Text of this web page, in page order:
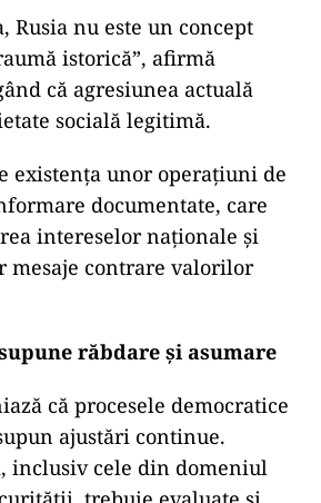
Rusia nu este un concept
istorică”, afirmă
că agresiunea actuală
socială legitimă.
existența unor operațiuni de
documentate, care
intereselor naționale și
mesaje contrare valorilor
răbdare și asumare
că procesele democratice
ajustări continue.
inclusiv cele din domeniul